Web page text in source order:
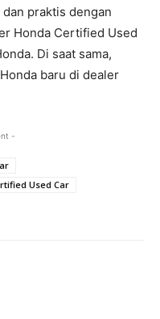
praktis dengan
Honda Certified Used
Di saat sama,
baru di dealer
-
Used Car